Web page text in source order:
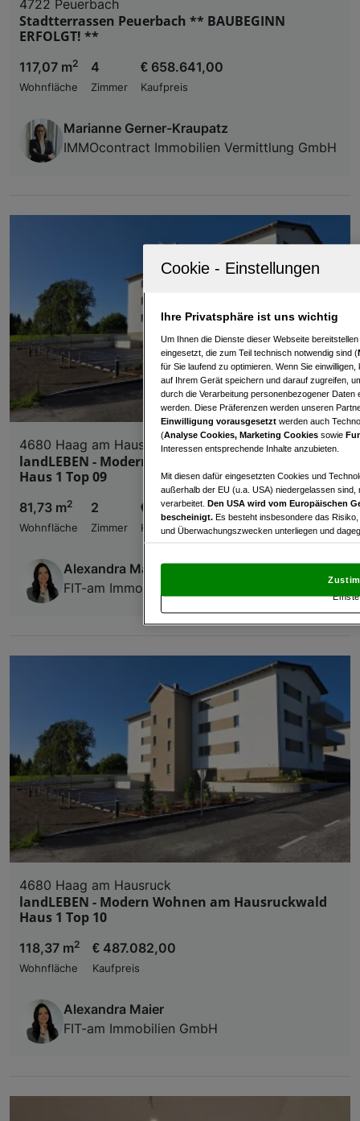
4722 Peuerbach
Stadtterrassen Peuerbach ** BAUBEGINN
ERFOLGT! **
117,07 m2
Wohnfläche
4
Zimmer
€ 658.641,00
Kaufpreis
Marianne Gerner-Kraupatz
IMMOcontract Immobilien Vermittlung GmbH
4680 Haag am Hausruck
landLEBEN - Modern Wohnen am Hausruckwald
Haus 1 Top 09
81,73 m2
Wohnfläche
2
Zimmer
€ 358.331,00
Kaufpreis
Alexandra Maier
FIT-am Immobilien GmbH
4680 Haag am Hausruck
landLEBEN - Modern Wohnen am Hausruckwald
Haus 1 Top 10
118,37 m2
Wohnfläche
€ 487.082,00
Kaufpreis
Alexandra Maier
FIT-am Immobilien GmbH
Ihre Privatsphäre ist uns wichtig
Um Ihnen die Dienste dieser Webseite
eingesetzt, die zum Teil technisch notwendig sind (
für Sie laufend zu optimieren. Wenn Sie
auf Ihrem Gerät speichern und darauf zugreifen,
durch die Verarbeitung personenbezogener
werden. Diese Präferenzen werden unseren
Einwilligung vorausgesetzt werden auch
(Analyse Cookies, Marketing Cookies sowie
Interessen entsprechende Inhalte anzubieten.
Mit diesen dafür eingesetzten Cookies und
außerhalb der EU (u.a. USA) niedergelassen
verarbeitet. Den USA wird vom Europäischen
bescheinigt. Es besteht insbesondere das
und Überwachungszwecken unterliegen und
und Widerspruch gegen die Verarbeitung auf der
„Cookie Einstellungen“, die sich auf jeder Seite
Verwendung genauer Standortdaten.
Zugriff auf Informationen auf einem Endgerät.
und der Performance von Inhalten,
Liste der Partner (Lieferanten)